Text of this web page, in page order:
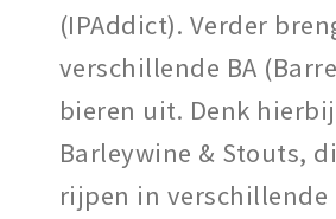
(IPAddict). Verder
verschillende BA
bieren uit. Denk
Barleywine & Stouts,
rijpen in verschillende